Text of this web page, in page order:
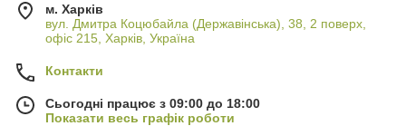
м. Харків
вул. Дмитра Коцюбайла (Державінська), 38, 2 поверх,
офіс 215, Харків, Україна
Контакти
Сьогодні працює з 09:00 до 18:00
Показати весь графік роботи